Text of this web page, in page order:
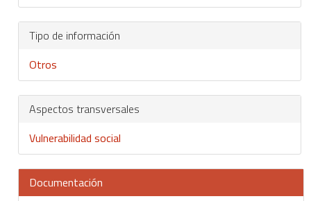
Tipo de información
Otros
Aspectos transversales
Vulnerabilidad social
Documentación